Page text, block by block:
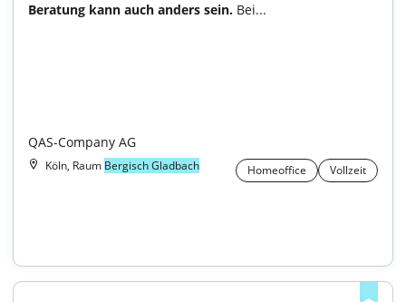
Beratung kann auch anders sein. Bei...
QAS-Company AG
Köln, Raum Bergisch Gladbach Homeoffice Vollzeit